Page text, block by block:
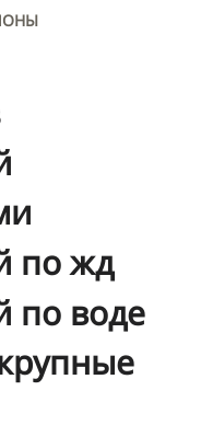
по жд
по воде